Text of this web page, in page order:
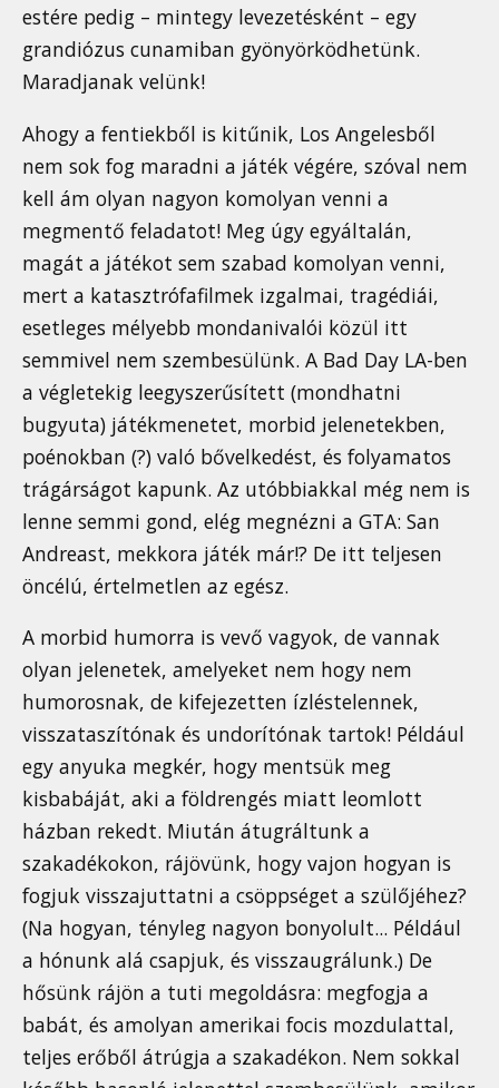
estére pedig – mintegy levezetésként – egy
grandiózus cunamiban gyönyörködhetünk.
Maradjanak velünk!
Ahogy a fentiekből is kitűnik, Los Angelesből
nem sok fog maradni a játék végére, szóval nem
kell ám olyan nagyon komolyan venni a
megmentő feladatot! Meg úgy egyáltalán,
magát a játékot sem szabad komolyan venni,
mert a katasztrófafilmek izgalmai, tragédiái,
esetleges mélyebb mondanivalói közül itt
semmivel nem szembesülünk. A Bad Day LA-ben
a végletekig leegyszerűsített (mondhatni
bugyuta) játékmenetet, morbid jelenetekben,
poénokban (?) való bővelkedést, és folyamatos
trágárságot kapunk. Az utóbbiakkal még nem is
lenne semmi gond, elég megnézni a GTA: San
Andreast, mekkora játék már!? De itt teljesen
öncélú, értelmetlen az egész.
A morbid humorra is vevő vagyok, de vannak
olyan jelenetek, amelyeket nem hogy nem
humorosnak, de kifejezetten ízléstelennek,
visszataszítónak és undorítónak tartok! Például
egy anyuka megkér, hogy mentsük meg
kisbabáját, aki a földrengés miatt leomlott
házban rekedt. Miután átugráltunk a
szakadékokon, rájövünk, hogy vajon hogyan is
fogjuk visszajuttatni a csöppséget a szülőjéhez?
(Na hogyan, tényleg nagyon bonyolult... Például
a hónunk alá csapjuk, és visszaugrálunk.) De
hősünk rájön a tuti megoldásra: megfogja a
babát, és amolyan amerikai focis mozdulattal,
teljes erőből átrúgja a szakadékon. Nem sokkal